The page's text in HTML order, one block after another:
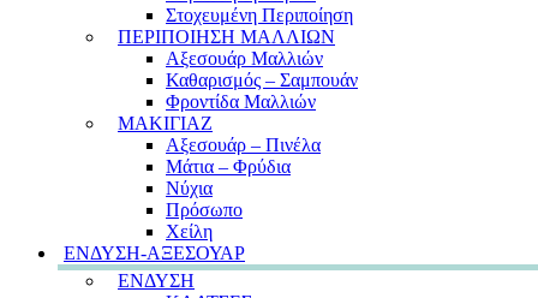
Στοχευμένη Περιποίηση
ΠΕΡΙΠΟΙΗΣΗ ΜΑΛΛΙΩΝ
Αξεσουάρ Μαλλιών
Καθαρισμός – Σαμπουάν
Φροντίδα Μαλλιών
ΜΑΚΙΓΙΑΖ
Αξεσουάρ – Πινέλα
Μάτια – Φρύδια
Νύχια
Πρόσωπο
Χείλη
ΕΝΔΥΣΗ-ΑΞΕΣΟΥΑΡ
ΕΝΔΥΣΗ